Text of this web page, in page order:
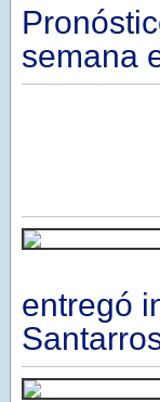
semana
entregó